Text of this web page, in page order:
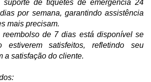
suporte de tíquetes de emergência 24
por semana, garantindo assistência
mais precisam.
reembolso de 7 dias está disponível se
estiverem satisfeitos, refletindo seu
a satisfação do cliente.